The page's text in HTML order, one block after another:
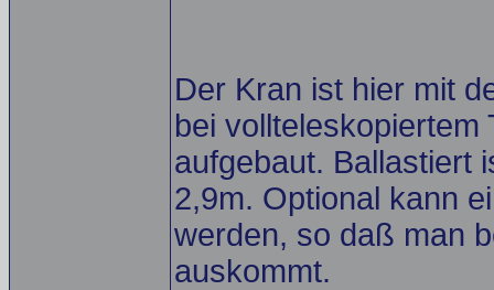
Der Kran ist hier mit
bei
aufgebaut. Ballastiert
2,9m. Optional kann
werden, so daß man
auskommt.